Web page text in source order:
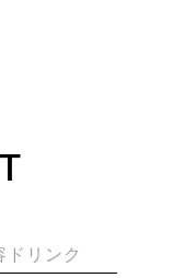
ドリンク